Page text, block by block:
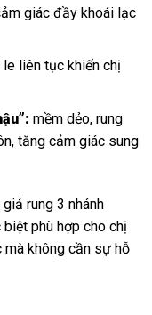
giác đầy khoái lạc
liên tục khiến chị
mềm dẻo, rung
tăng cảm giác sung
rung 3 nhánh
phù hợp cho chị
không cần sự hỗ